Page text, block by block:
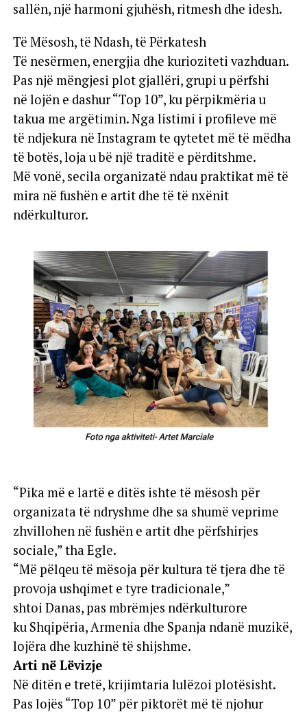
sallën, një harmoni gjuhësh, ritmesh dhe idesh.
Të Mësosh, të Ndash, të Përkatesh
Të nesërmen, energjia dhe kurioziteti vazhduan.
Pas një mëngjesi plot gjallëri, grupi u përfshi
në lojën e dashur “Top 10”, ku përpikmëria u
takua me argëtimin. Nga listimi i profileve më
të ndjekura në Instagram te qytetet më të mëdha
të botës, loja u bë një traditë e përditshme.
Më vonë, secila organizatë ndau praktikat më të
mira në fushën e artit dhe të të nxënit
ndërkulturor.
“Pika më e lartë e ditës ishte të mësosh për
organizata të ndryshme dhe sa shumë veprime
zhvillohen në fushën e artit dhe përfshirjes
sociale,” tha Egle.
“Më pëlqeu të mësoja për kultura të tjera dhe të
provoja ushqimet e tyre tradicionale,”
shtoi Danas, pas mbrëmjes ndërkulturore
ku Shqipëria, Armenia dhe Spanja ndanë muzikë,
lojëra dhe kuzhinë të shijshme.
Arti në Lëvizje
Në ditën e tretë, krijimtaria lulëzoi plotësisht.
Pas lojës “Top 10” për piktorët më të njohur